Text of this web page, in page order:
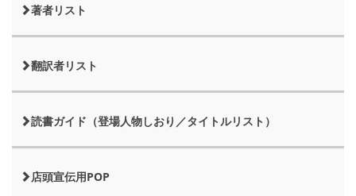
著者リスト
翻訳者リスト
読書ガイド（登場人物しおり／タイトルリスト）
店頭宣伝用POP